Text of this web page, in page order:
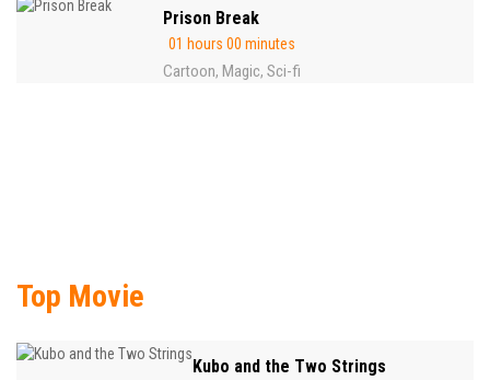
Prison Break
01 hours 00 minutes
Cartoon, Magic, Sci-fi
Top Movie
Kubo and the Two Strings